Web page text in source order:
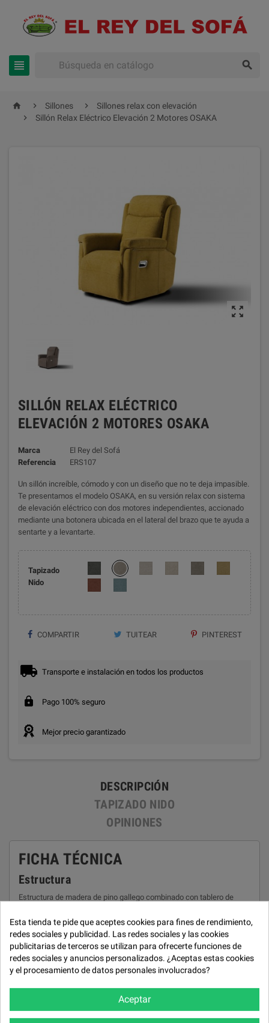
 
  Sillones 
Sillones relax con elevación

Sillón Relax Eléctrico Elevación 2 Motores OSAKA

SILLÓN RELAX ELÉCTRICO
ELEVACIÓN 2 MOTORES OSAKA
Marca
El Rey del Sofá
Referencia
ERS107
Un sillón increíble, cómodo y con un diseño que no te deja impasible.
Te presentamos el modelo OSAKA, en su versión relax con sistema
de elevación eléctrico con dos motores independientes, accionado
mediante una botonera ubicada en el lateral del brazo que te ayuda a
sentarte y a levantarte.
Tapizado
Nido
COMPARTIR TUITEAR PINTEREST
Transporte e instalación en todos los productos
Pago 100% seguro
Mejor precio garantizado
DESCRIPCIÓN
TAPIZADO NIDO
OPINIONES
FICHA TÉCNICA
Estructura
Estructura de madera de pino gallego combinado con tablero de
Asiento
Bastidor de asiento en madera de haya.
Suspención asiento
Respaldo
Esta tienda te pide que aceptes cookies para fines de rendimiento,
redes sociales y publicidad. Las redes sociales y las cookies
publicitarias de terceros se utilizan para ofrecerte funciones de
redes sociales y anuncios personalizados. ¿Aceptas estas cookies
y el procesamiento de datos personales involucrados?
Aceptar